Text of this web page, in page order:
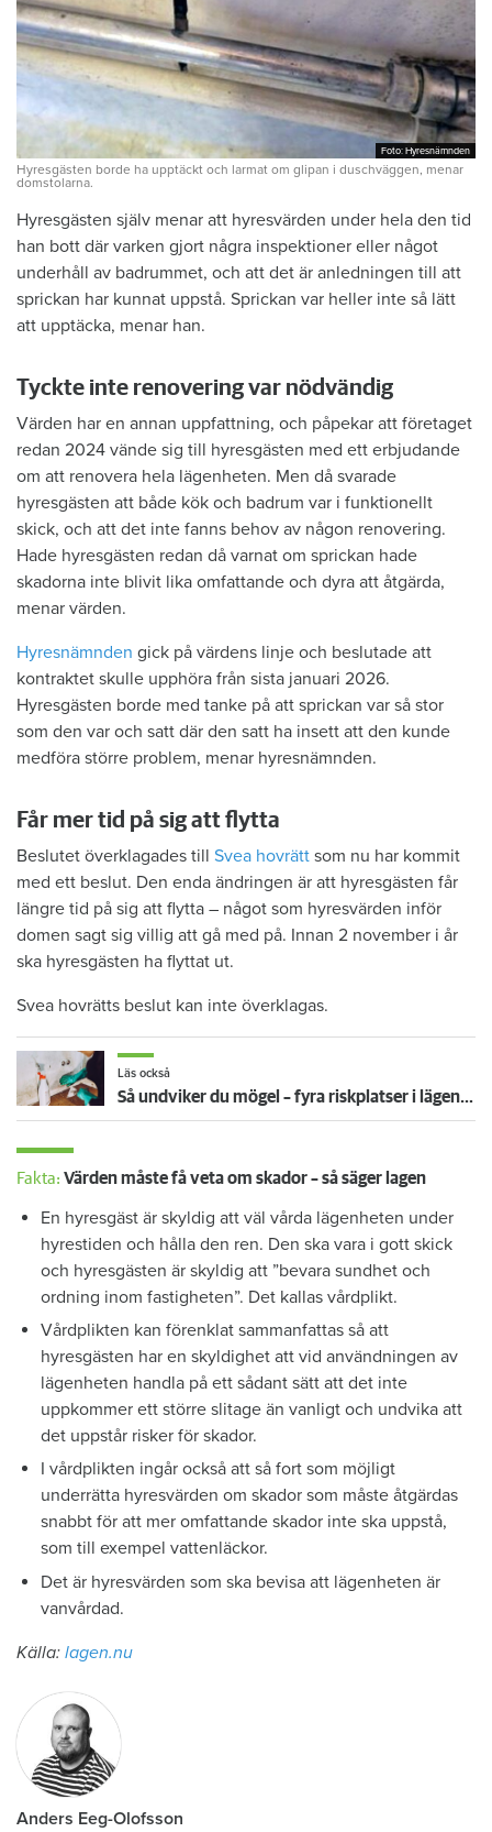
Foto: Hyresnämnden
Foto: Hyresnämnden
Hyresgästen borde ha upptäckt och larmat om glipan i duschväggen, menar
domstolarna.
Hyresgästen själv menar att hyresvärden under hela den tid
han bott där varken gjort några inspektioner eller något
underhåll av badrummet, och att det är anledningen till att
sprickan har kunnat uppstå. Sprickan var heller inte så lätt
att upptäcka, menar han.
Tyckte inte renovering var nödvändig
Värden har en annan uppfattning, och påpekar att företaget
redan 2024 vände sig till hyresgästen med ett erbjudande
om att renovera hela lägenheten. Men då svarade
hyresgästen att både kök och badrum var i funktionellt
skick, och att det inte fanns behov av någon renovering.
Hade hyresgästen redan då varnat om sprickan hade
skadorna inte blivit lika omfattande och dyra att åtgärda,
menar värden.
Hyresnämnden gick på värdens linje och beslutade att
kontraktet skulle upphöra från sista januari 2026.
Hyresgästen borde med tanke på att sprickan var så stor
som den var och satt där den satt ha insett att den kunde
medföra större problem, menar hyresnämnden.
Får mer tid på sig att flytta
Beslutet överklagades till Svea hovrätt som nu har kommit
med ett beslut. Den enda ändringen är att hyresgästen får
längre tid på sig att flytta – något som hyresvärden inför
domen sagt sig villig att gå med på. Innan 2 november i år
ska hyresgästen ha flyttat ut.
Svea hovrätts beslut kan inte överklagas.
Läs också
Så undviker du mögel – fyra riskplatser i lägenheten: ”Måste städa bort”
Fakta: Värden måste få veta om skador – så säger lagen
En hyresgäst är skyldig att väl vårda lägenheten under
hyrestiden och hålla den ren. Den ska vara i gott skick
och hyresgästen är skyldig att ”bevara sundhet och
ordning inom fastigheten”. Det kallas vårdplikt.
Vårdplikten kan förenklat sammanfattas så att
hyresgästen har en skyldighet att vid användningen av
lägenheten handla på ett sådant sätt att det inte
uppkommer ett större slitage än vanligt och undvika att
det uppstår risker för skador.
I vårdplikten ingår också att så fort som möjligt
underrätta hyresvärden om skador som måste åtgärdas
snabbt för att mer omfattande skador inte ska uppstå,
som till exempel vattenläckor.
Det är hyresvärden som ska bevisa att lägenheten är
vanvårdad.
Källa: lagen.nu
Anders Eeg-Olofsson